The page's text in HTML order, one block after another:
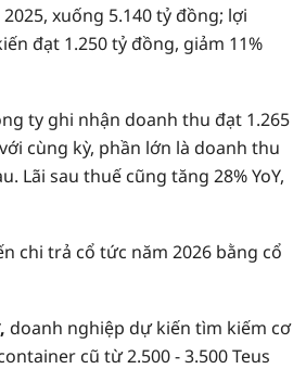
xuống 5.140 tỷ đồng; lợi
đạt 1.250 tỷ đồng, giảm 11%
ty ghi nhận doanh thu đạt 1.265
cùng kỳ, phần lớn là doanh thu
Lãi sau thuế cũng tăng 28% YoY,
chi trả cổ tức năm 2026 bằng cổ
doanh nghiệp dự kiến tìm kiếm cơ
cũ từ 2.500 - 3.500 Teus